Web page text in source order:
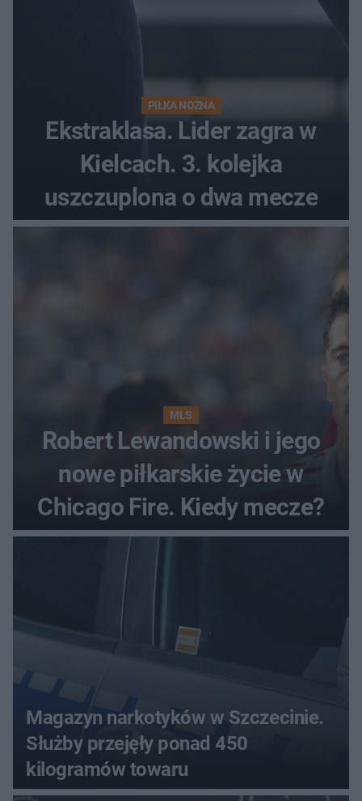
PIŁKA NOŻNA
Ekstraklasa. Lider zagra w
Kielcach. 3. kolejka
uszczuplona o dwa mecze
MLS
Robert Lewandowski i jego
nowe piłkarskie życie w
Chicago Fire. Kiedy mecze?
Magazyn narkotyków w Szczecinie.
Służby przejęły ponad 450
kilogramów towaru